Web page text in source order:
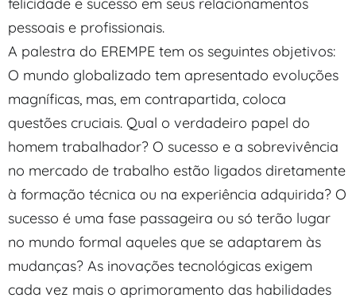
felicidade e sucesso em seus relacionamentos
pessoais e profissionais.
A palestra do EREMPE tem os seguintes objetivos:
O mundo globalizado tem apresentado evoluções
magníficas, mas, em contrapartida, coloca
questões cruciais. Qual o verdadeiro papel do
homem trabalhador? O sucesso e a sobrevivência
no mercado de trabalho estão ligados diretamente
à formação técnica ou na experiência adquirida? O
sucesso é uma fase passageira ou só terão lugar
no mundo formal aqueles que se adaptarem às
mudanças? As inovações tecnológicas exigem
cada vez mais o aprimoramento das habilidades